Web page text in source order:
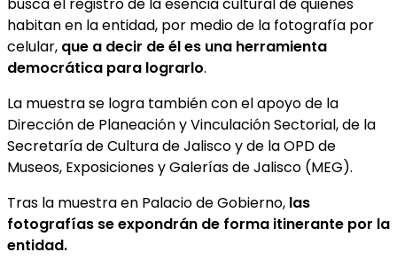
habitan en la entidad, por medio de la fotografía por
celular, que a decir de él es una herramienta
democrática para lograrlo.
La muestra se logra también con el apoyo de la
Dirección de Planeación y Vinculación Sectorial, de la
Secretaría de Cultura de Jalisco y de la OPD de
Museos, Exposiciones y Galerías de Jalisco (MEG).
Tras la muestra en Palacio de Gobierno, las
fotografías se expondrán de forma itinerante por la
entidad.